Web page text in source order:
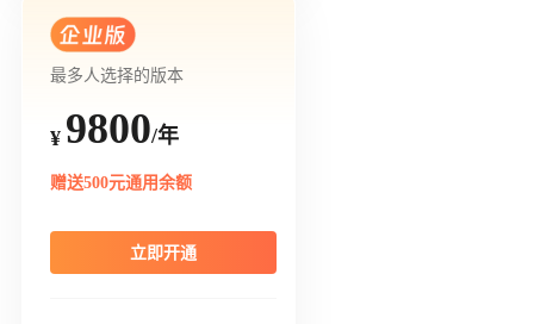
最多人选择的版本
¥ 9800/年
赠送500元通用余额
立即开通